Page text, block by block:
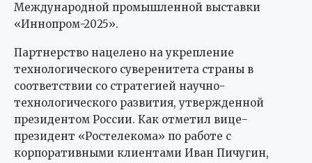
Международной промышленной выставки
«Иннопром-2025».
Партнерство нацелено на укрепление
технологического суверенитета страны в
соответствии со стратегией научно-
технологического развития, утвержденной
президентом России. Как отметил вице-
президент «Ростелекома» по работе с
корпоративными клиентами Иван Пичугин,